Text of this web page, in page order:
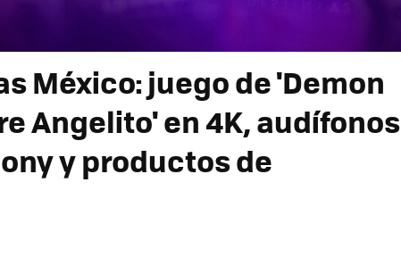
México: juego de 'Demon
Angelito' en 4K, audífonos
y productos de